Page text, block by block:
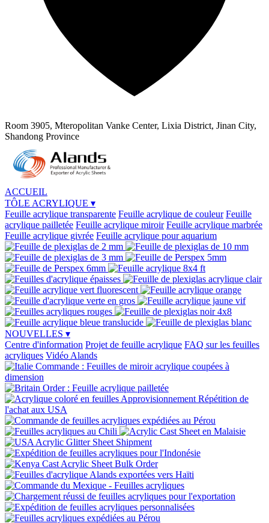
Room 3905, Mteropolitan Vanke Center, Lixia District, Jinan City,
Shandong Province
ACCUEIL
TÔLE ACRYLIQUE ▾
Feuille acrylique transparente Feuille acrylique de couleur Feuille
acrylique pailletée Feuille acrylique miroir Feuille acrylique marbrée
Feuille acrylique givrée Feuille acrylique pour aquarium
NOUVELLES ▾
Centre d'information Projet de feuille acrylique FAQ sur les feuilles
acryliques Vidéo Alands